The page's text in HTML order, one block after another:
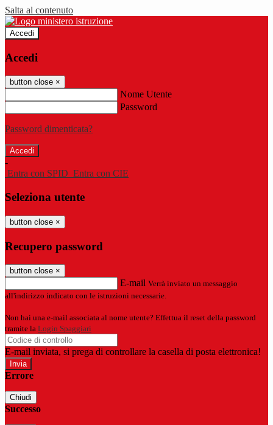
Salta al contenuto
Accedi
Accedi
button close ×
Nome Utente
Password
Password dimenticata?
-
Entra con SPID Entra con CIE
Seleziona utente
button close ×
Recupero password
button close ×
E-mail Verrà inviato un messaggio
all'indirizzo indicato con le istruzioni necessarie.
Non hai una e-mail associata al nome utente? Effettua il reset della password
tramite la Login Spaggiari
E-mail inviata, si prega di controllare la casella di posta elettronica!
Errore
Chiudi
Successo